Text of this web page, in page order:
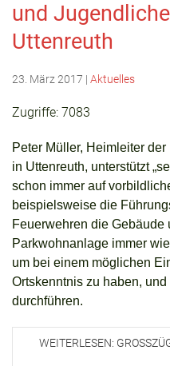
und
Uttenreuth
23. März 2017 | Aktuelles
Zugriffe: 7083
Peter Müller, Heimleiter
in Uttenreuth, unterstützt
schon immer auf
beispielsweise die
Feuerwehren die Gebäude
Parkwohnanlage immer
um bei einem möglichen
Ortskenntnis zu haben,
durchführen.
WEITERLESEN: